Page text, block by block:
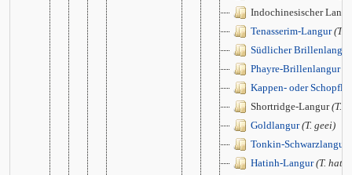
Indochinesischer
Tenasserim-Langur (T.
Südlicher Brillenlangur
Phayre-Brillenlangur
Kappen- oder
Shortridge-Langur(T.
Goldlangur (T. geei)
Tonkin-Schwarzlangur
Hatinh-Langur (T.